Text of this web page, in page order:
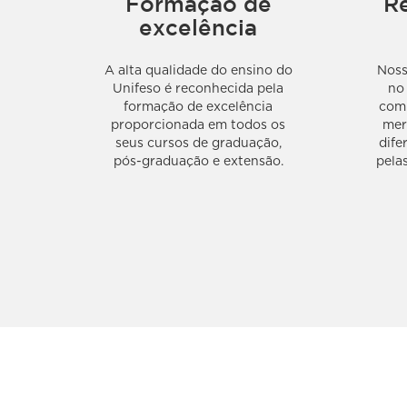
excelência
A alta qualidade do ensino do
Unifeso é reconhecida pela
formação de excelência
proporcionada em todos os
seus cursos de graduação,
pós-graduação e extensão.
no